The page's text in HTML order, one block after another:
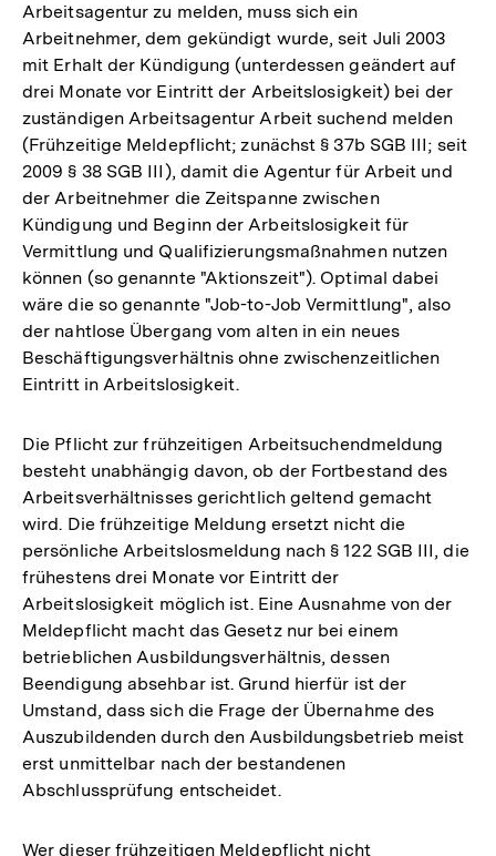
Arbeitsagentur zu melden, muss sich ein
Arbeitnehmer, dem gekündigt wurde, seit Juli 2003
mit Erhalt der Kündigung (unterdessen geändert auf
drei Monate vor Eintritt der Arbeitslosigkeit) bei der
zuständigen Arbeitsagentur Arbeit suchend melden
(Frühzeitige Meldepflicht; zunächst § 37b SGB III; seit
2009 § 38 SGB III), damit die Agentur für Arbeit und
der Arbeitnehmer die Zeitspanne zwischen
Kündigung und Beginn der Arbeitslosigkeit für
Vermittlung und Qualifizierungsmaßnahmen nutzen
können (so genannte "Aktionszeit"). Optimal dabei
wäre die so genannte "Job-to-Job Vermittlung", also
der nahtlose Übergang vom alten in ein neues
Beschäftigungsverhältnis ohne zwischenzeitlichen
Eintritt in Arbeitslosigkeit.
Die Pflicht zur frühzeitigen Arbeitsuchendmeldung
besteht unabhängig davon, ob der Fortbestand des
Arbeitsverhältnisses gerichtlich geltend gemacht
wird. Die frühzeitige Meldung ersetzt nicht die
persönliche Arbeitslosmeldung nach § 122 SGB III, die
frühestens drei Monate vor Eintritt der
Arbeitslosigkeit möglich ist. Eine Ausnahme von der
Meldepflicht macht das Gesetz nur bei einem
betrieblichen Ausbildungsverhältnis, dessen
Beendigung absehbar ist. Grund hierfür ist der
Umstand, dass sich die Frage der Übernahme des
Auszubildenden durch den Ausbildungsbetrieb meist
erst unmittelbar nach der bestandenen
Abschlussprüfung entscheidet.
Wer dieser frühzeitigen Meldepflicht nicht